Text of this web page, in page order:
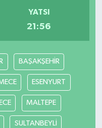
YATSI
21:56
BAŞAKŞEHİR
ESENYURT
MALTEPE
SULTANBEYLİ